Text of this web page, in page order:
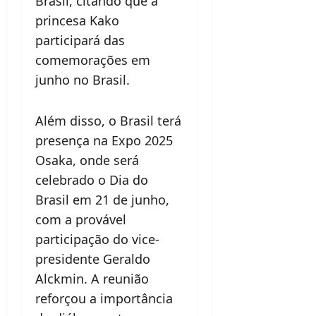
princesa Kako
participará das
comemorações em
junho no Brasil.
Além disso, o Brasil terá
presença na Expo 2025
Osaka, onde será
celebrado o Dia do
Brasil em 21 de junho,
com a provável
participação do vice-
presidente Geraldo
Alckmin. A reunião
reforçou a importância